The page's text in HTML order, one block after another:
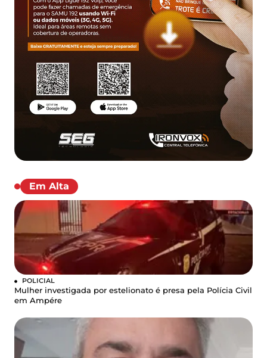
Em Alta
POLICIAL
Mulher investigada por estelionato é presa pela Polícia Civil
em Ampére